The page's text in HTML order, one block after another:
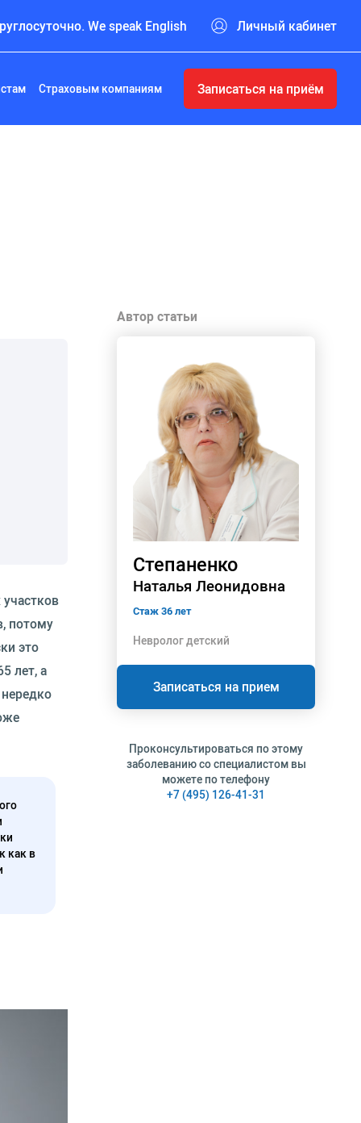
We speak English Личный кабинет
Страховым компаниям Записаться на приём
потому
это
лет, а
как в
Автор статьи
Степаненко
Наталья Леонидовна
Стаж 36 лет
Невролог детский
Записаться на прием
Проконсультироваться по этому
заболеванию со специалистом вы
можете по телефону
+7 (495) 126-41-31